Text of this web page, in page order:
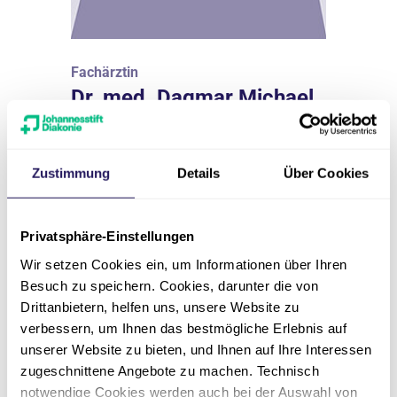
Zustimmung Details Über Cookies
Privatsphäre-Einstellungen
Wir setzen Cookies ein, um Informationen über Ihren
Besuch zu speichern. Cookies, darunter die von
Drittanbietern, helfen uns, unsere Website zu
verbessern, um Ihnen das bestmögliche Erlebnis auf
unserer Website zu bieten, und Ihnen auf Ihre Interessen
zugeschnittene Angebote zu machen. Technisch
notwendige Cookies werden auch bei der Auswahl von
Fachärztin
Dr. med. Dagmar Michael
(Florastraße 44)
Hämatologie und Onkologie
Eine Terminvereinbarung ist per Telefon
möglich.
030 466061-55